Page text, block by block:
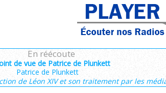
En réécoute
de vue de Patrice de Plunkett
Patrice de Plunkett
de Léon XIV et son traitement par les
03
1/7 - Dimanche
Notre-Dame • Témoin de la joie au travail
aux Philippiens